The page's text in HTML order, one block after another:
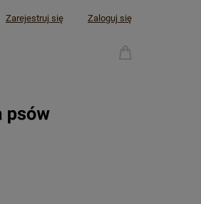
Zarejestruj się Zaloguj się